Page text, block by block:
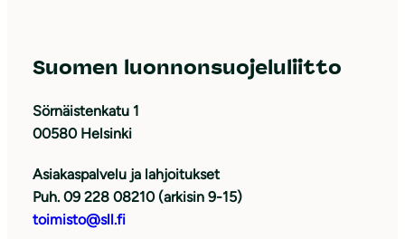
Suomen luonnonsuojeluliitto
Sörnäistenkatu 1
00580 Helsinki
Asiakaspalvelu ja lahjoitukset
Puh. 09 228 08210 (arkisin 9-15)
toimisto@sll.fi